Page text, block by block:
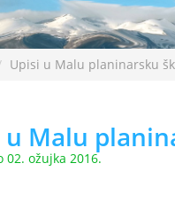
Upisi u Malu planinarsku
u Malu
02. ožujka 2016.